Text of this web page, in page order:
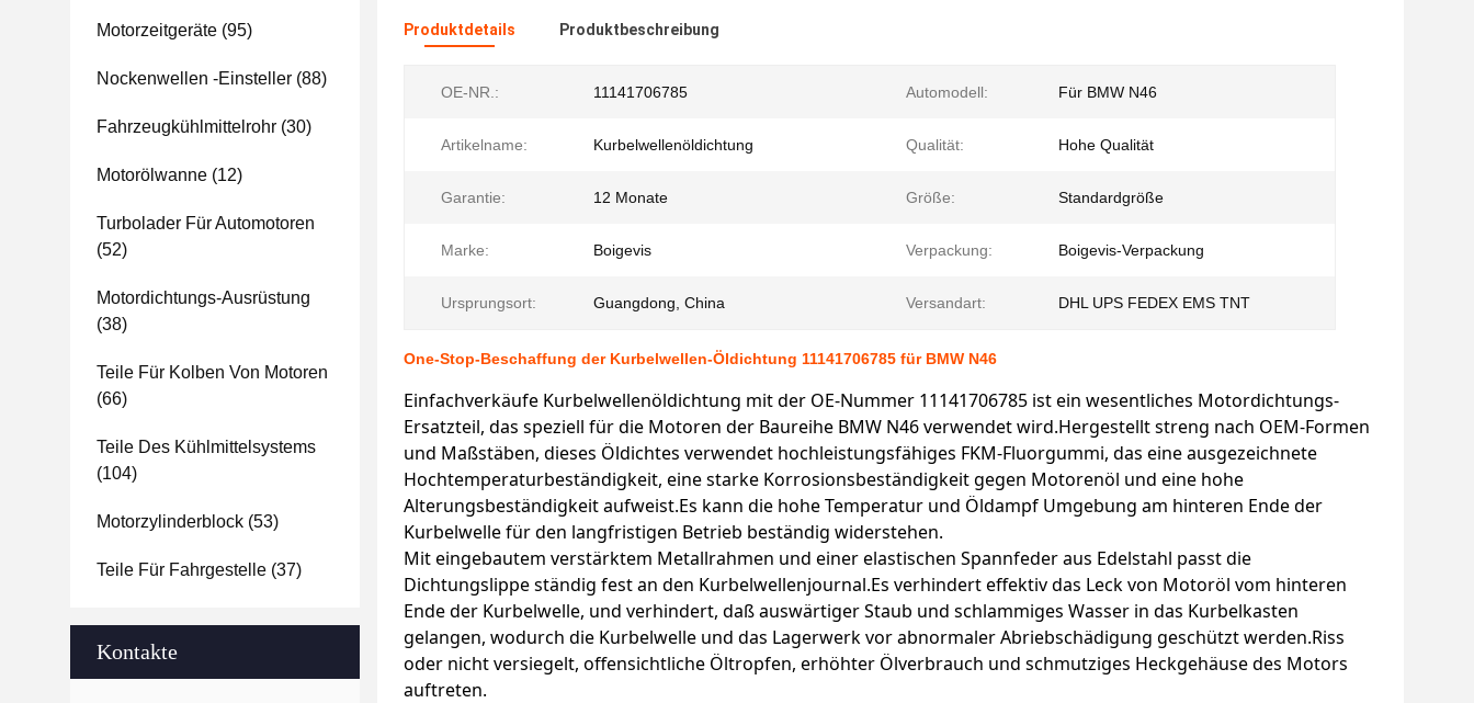
Motorzeitgeräte (95)
Nockenwellen -Einsteller (88)
Fahrzeugkühlmittelrohr (30)
Motorölwanne (12)
Turbolader Für Automotoren
(52)
Motordichtungs-Ausrüstung
(38)
Teile Für Kolben Von Motoren
(66)
Teile Des Kühlmittelsystems
(104)
Motorzylinderblock (53)
Teile Für Fahrgestelle (37)
Kontakte
Produktdetails Produktbeschreibung
OE-NR.: 11141706785 Automodell: Für BMW N46
Artikelname: Kurbelwellenöldichtung Qualität: Hohe Qualität
Garantie: 12 Monate Größe: Standardgröße
Marke: Boigevis Verpackung: Boigevis-Verpackung
Ursprungsort: Guangdong, China Versandart: DHL UPS FEDEX EMS TNT
One-Stop-Beschaffung der Kurbelwellen-Öldichtung 11141706785 für BMW N46
Einfachverkäufe Kurbelwellenöldichtung mit der OE-Nummer 11141706785 ist ein wesentliches Motordichtungs-
Ersatzteil, das speziell für die Motoren der Baureihe BMW N46 verwendet wird.Hergestellt streng nach OEM-Formen
und Maßstäben, dieses Öldichtes verwendet hochleistungsfähiges FKM-Fluorgummi, das eine ausgezeichnete
Hochtemperaturbeständigkeit, eine starke Korrosionsbeständigkeit gegen Motorenöl und eine hohe
Alterungsbeständigkeit aufweist.Es kann die hohe Temperatur und Öldampf Umgebung am hinteren Ende der
Kurbelwelle für den langfristigen Betrieb beständig widerstehen.
Mit eingebautem verstärktem Metallrahmen und einer elastischen Spannfeder aus Edelstahl passt die
Dichtungslippe ständig fest an den Kurbelwellenjournal.Es verhindert effektiv das Leck von Motoröl vom hinteren
Ende der Kurbelwelle, und verhindert, daß auswärtiger Staub und schlammiges Wasser in das Kurbelkasten
gelangen, wodurch die Kurbelwelle und das Lagerwerk vor abnormaler Abriebschädigung geschützt werden.Riss
oder nicht versiegelt, offensichtliche Öltropfen, erhöhter Ölverbrauch und schmutziges Heckgehäuse des Motors
auftreten.